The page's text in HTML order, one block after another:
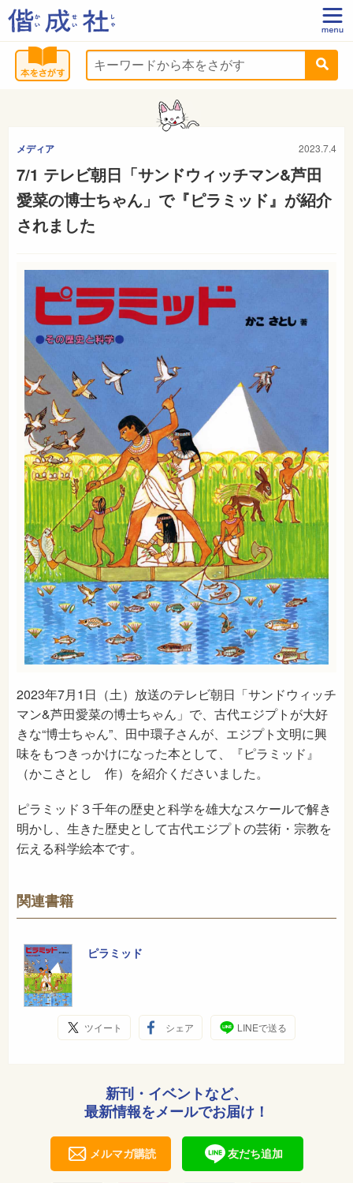
メディア 2023.7.4
7/1 テレビ朝日「サンドウィッチマン&芦田
愛菜の博士ちゃん」で『ピラミッド』が紹介
されました
2023年7月1日（土）放送のテレビ朝日「サンドウィッチ
マン&芦田愛菜の博士ちゃん」で、古代エジプトが大好
きな“博士ちゃん”、田中環子さんが、エジプト文明に興
味をもつきっかけになった本として、『ピラミッド』
（かこさとし 作）を紹介くださいました。
ピラミッド３千年の歴史と科学を雄大なスケールで解き
明かし、生きた歴史として古代エジプトの芸術・宗教を
伝える科学絵本です。
関連書籍
ピラミッド
ツイート シェア LINEで送る
新刊・イベントなど、
最新情報をメールでお届け！
メルマガ購読 友だち追加